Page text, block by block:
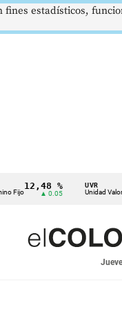
12,48 %
▲ 0.05
UVR
Unidad Valor Real
estadísticos,